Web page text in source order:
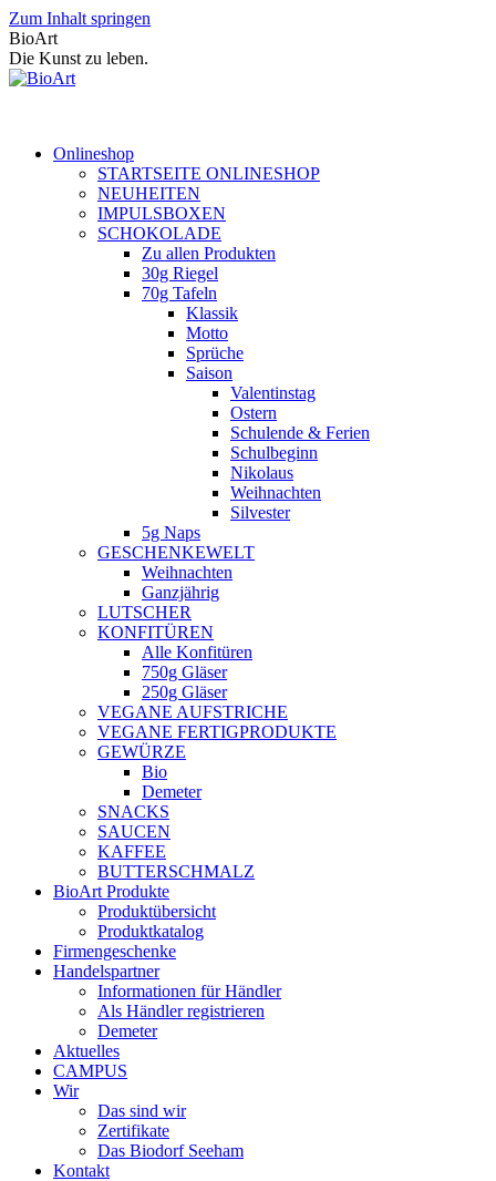
Zum Inhalt springen
BioArt
Die Kunst zu leben.
Onlineshop
STARTSEITE ONLINESHOP
NEUHEITEN
IMPULSBOXEN
SCHOKOLADE
Zu allen Produkten
30g Riegel
70g Tafeln
Klassik
Motto
Sprüche
Saison
Valentinstag
Ostern
Schulende & Ferien
Schulbeginn
Nikolaus
Weihnachten
Silvester
5g Naps
GESCHENKEWELT
Weihnachten
Ganzjährig
LUTSCHER
KONFITÜREN
Alle Konfitüren
750g Gläser
250g Gläser
VEGANE AUFSTRICHE
VEGANE FERTIGPRODUKTE
GEWÜRZE
Bio
Demeter
SNACKS
SAUCEN
KAFFEE
BUTTERSCHMALZ
BioArt Produkte
Produktübersicht
Produktkatalog
Firmengeschenke
Handelspartner
Informationen für Händler
Als Händler registrieren
Demeter
Aktuelles
CAMPUS
Wir
Das sind wir
Zertifikate
Das Biodorf Seeham
Kontakt